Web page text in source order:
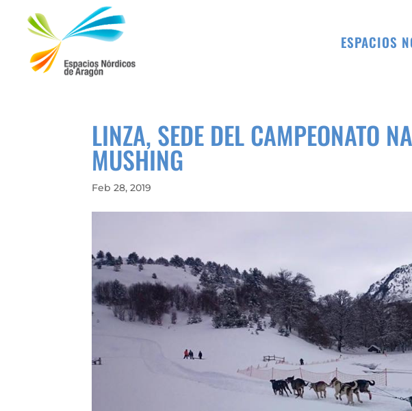
ESPACIOS
LINZA, SEDE DEL CAMPEONATO
MUSHING
Feb 28, 2019